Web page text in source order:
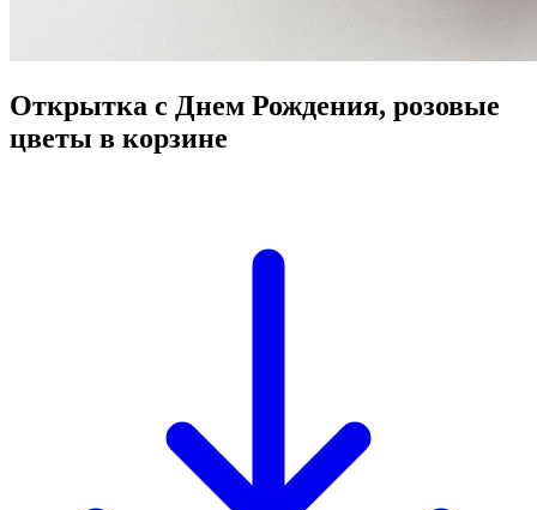
Открытка с Днем Рождения, розовые
цветы в корзине